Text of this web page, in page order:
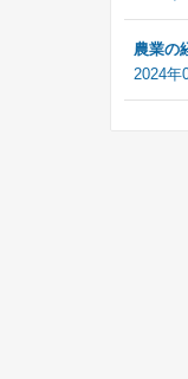
農業の
2024年